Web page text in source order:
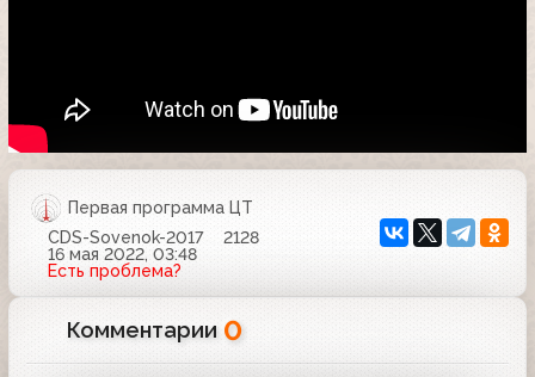
Первая программа ЦТ
CDS-Sovenok-2017
2128
16 мая 2022, 03:48
Есть проблема?
Комментарии 0